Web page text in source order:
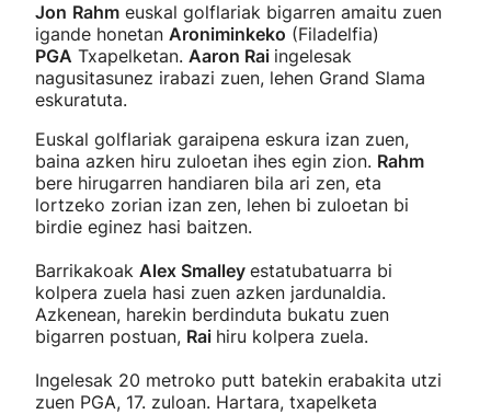
Jon Rahm euskal golflariak bigarren amaitu zuen
igande honetan Aroniminkeko (Filadelfia)
PGA Txapelketan. Aaron Rai ingelesak
nagusitasunez irabazi zuen, lehen Grand Slama
eskuratuta.
Euskal golflariak garaipena eskura izan zuen,
baina azken hiru zuloetan ihes egin zion. Rahm
bere hirugarren handiaren bila ari zen, eta
lortzeko zorian izan zen, lehen bi zuloetan bi
birdie eginez hasi baitzen.
Barrikakoak Alex Smalley estatubatuarra bi
kolpera zuela hasi zuen azken jardunaldia.
Azkenean, harekin berdinduta bukatu zuen
bigarren postuan, Rai hiru kolpera zuela.
Ingelesak 20 metroko putt batekin erabakita utzi
zuen PGA, 17. zuloan. Hartara, txapelketa